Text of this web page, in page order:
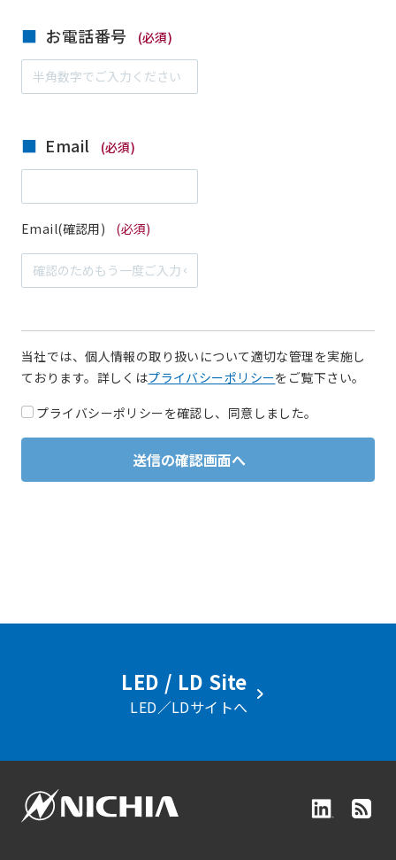
お電話番号 (必須)
Email (必須)
Email(確認用) (必須)
当社では、個人情報の取り扱いについて適切な管理を実施し
ております。詳しくはプライバシーポリシーをご覧下さい。
プライバシーポリシーを確認し、同意しました。
LED / LD Site
LED／LDサイトへ